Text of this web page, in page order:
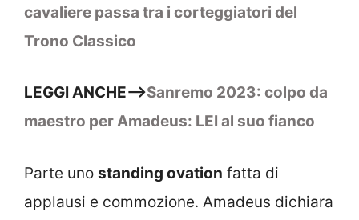
cavaliere passa tra i corteggiatori del
Trono Classico
LEGGI ANCHE–>Sanremo 2023: colpo da
maestro per Amadeus: LEI al suo fianco
Parte uno standing ovation fatta di
applausi e commozione. Amadeus dichiara